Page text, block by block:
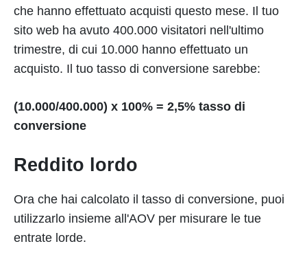
che hanno effettuato acquisti questo mese. Il tuo
sito web ha avuto 400.000 visitatori nell'ultimo
trimestre, di cui 10.000 hanno effettuato un
acquisto. Il tuo tasso di conversione sarebbe:
(10.000/400.000) x 100% = 2,5% tasso di
conversione
Reddito lordo
Ora che hai calcolato il tasso di conversione, puoi
utilizzarlo insieme all'AOV per misurare le tue
entrate lorde.